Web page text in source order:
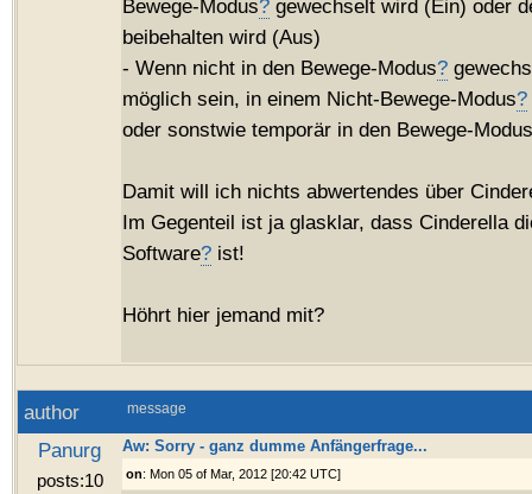
Bewege-Modus? gewechselt wird (Ein) oder
beibehalten wird (Aus)
- Wenn nicht in den Bewege-Modus?
möglich sein, in einem Nicht-Bewege-Modus?
oder sonstwie temporär in den Bewege-Modus
Damit will ich nichts abwertendes über
Im Gegenteil ist ja glasklar, dass Cinderella
Software? ist!
Höhrt hier jemand mit?
author message
Panurg
posts:10
Aw: Sorry - ganz dumme Anfängerfrage...
on: Mon 05 of Mar, 2012 [20:42 UTC]